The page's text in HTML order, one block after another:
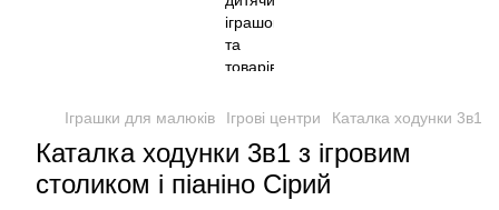
Іграшки для малюків Ігрові центри Каталка ходунки 3в1 з
Каталка ходунки 3в1 з ігровим
столиком і піаніно Сірий